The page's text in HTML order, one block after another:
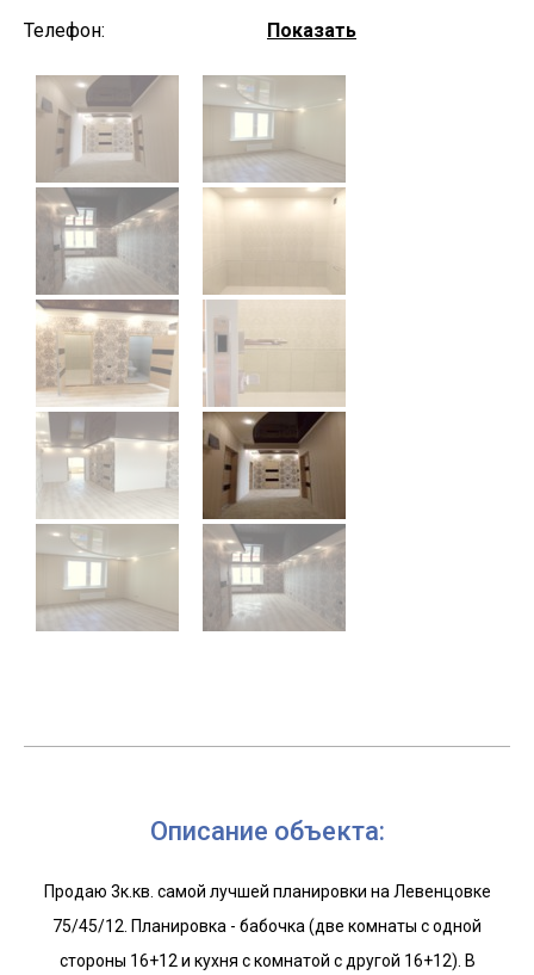
Телефон:
Показать
Описание объекта:
Продаю 3к.кв. самой лучшей планировки на Левенцовке
75/45/12. Планировка - бабочка (две комнаты с одной
стороны 16+12 и кухня с комнатой с другой 16+12). В